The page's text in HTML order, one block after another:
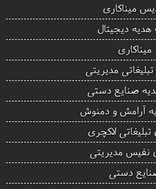
میناکاری
دیجیتال
میناکاری
مدیریتی
صنایع دستی
آرامش و دمنوش
تبلیغاتی لاکچری
نفیس مدیریتی
دستی